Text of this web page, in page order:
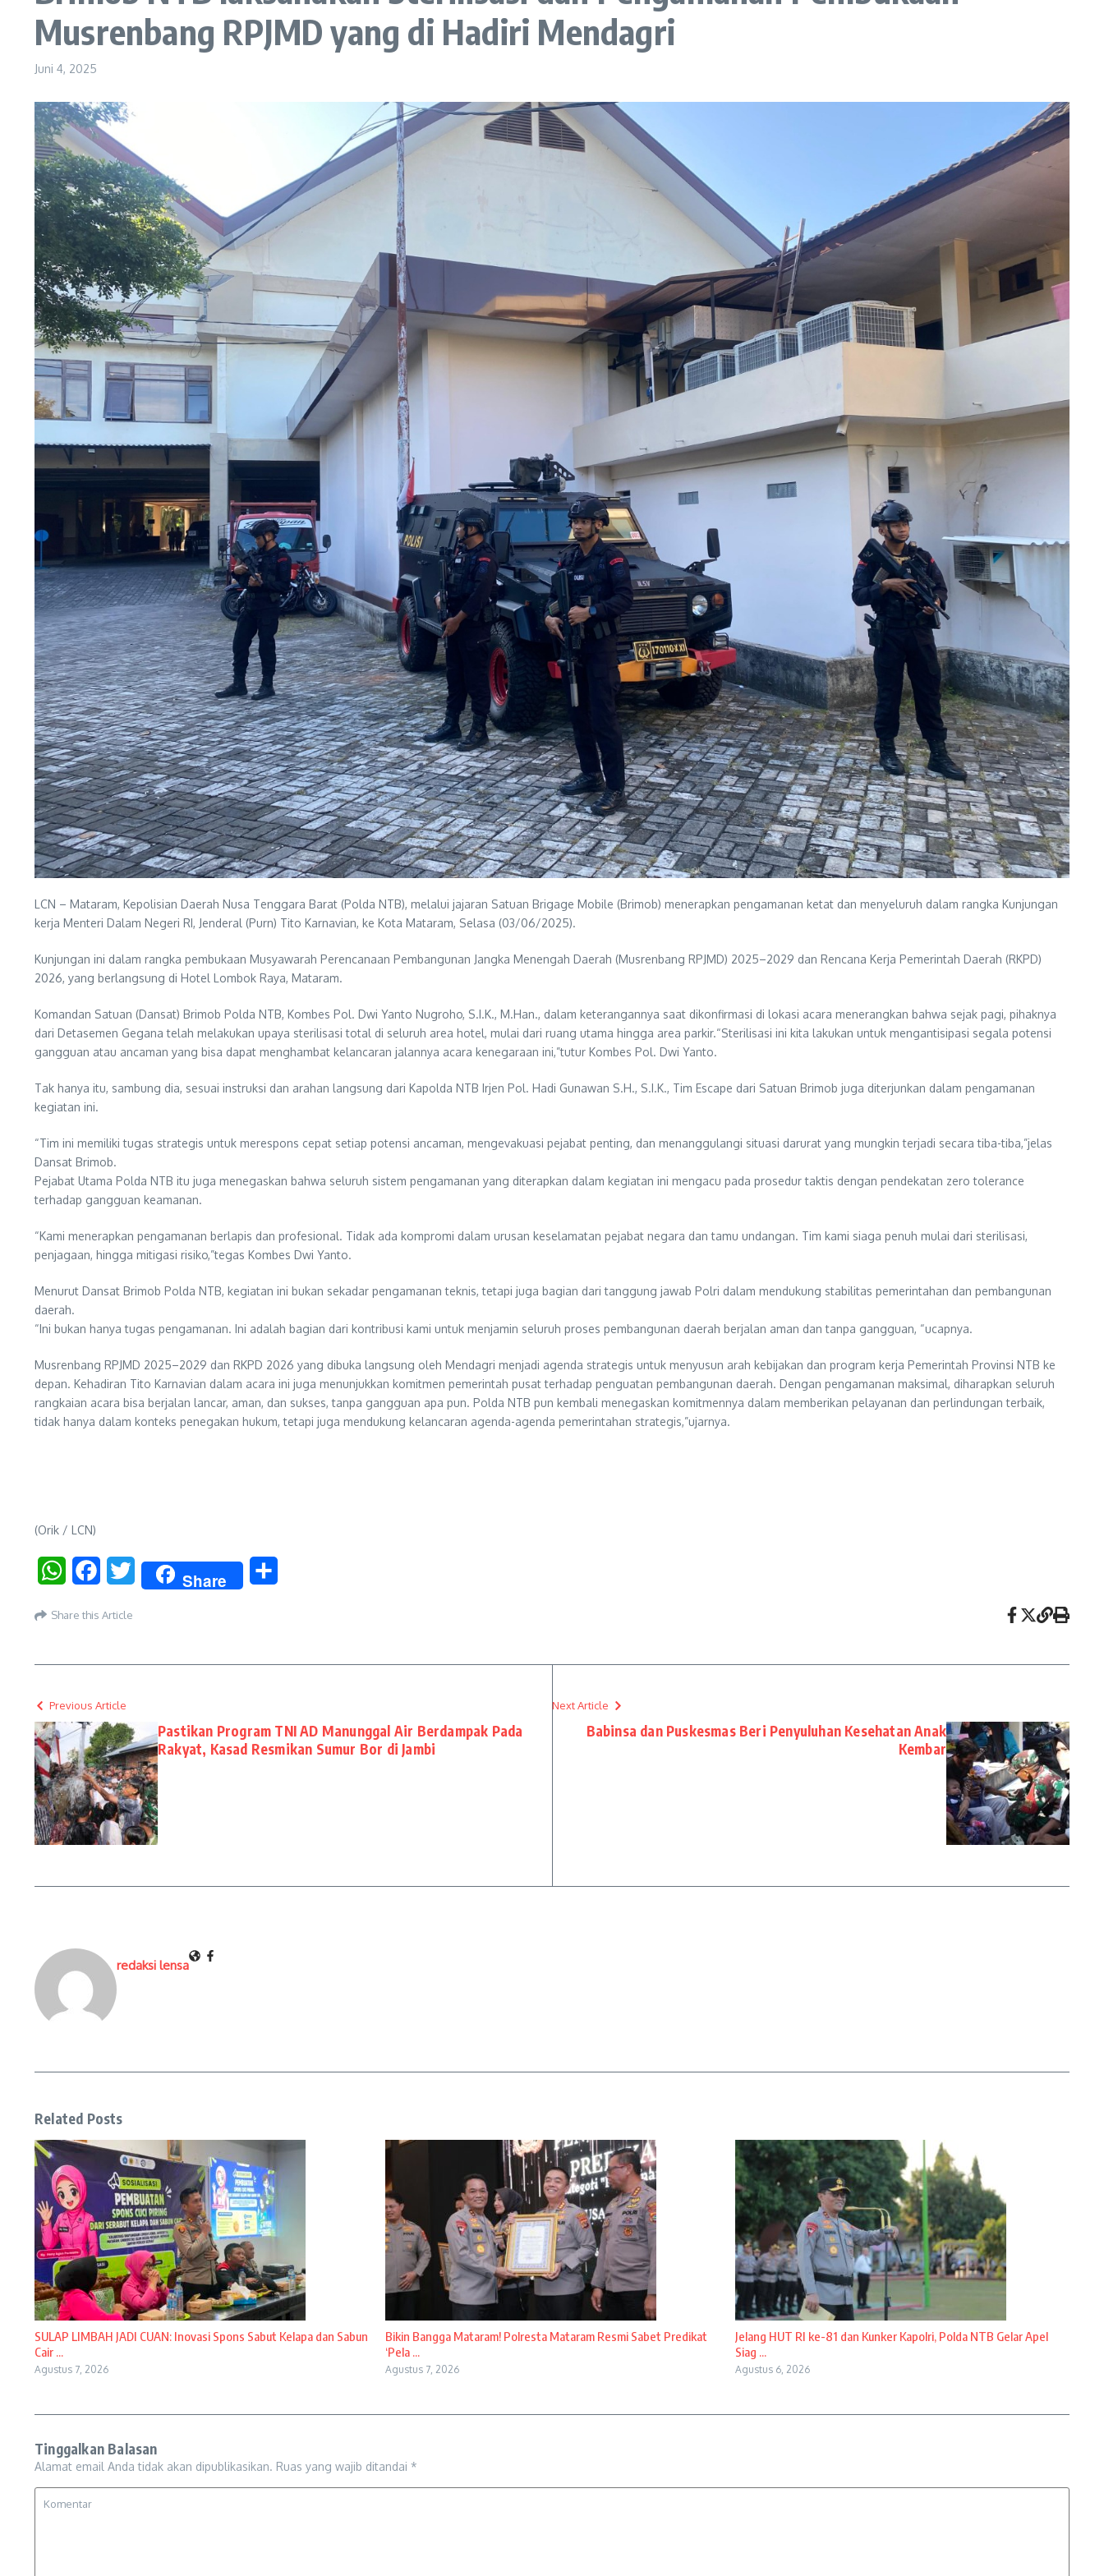
Musrenbang RPJMD yang di Hadiri Mendagri
Juni 4, 2025
LCN – Mataram, Kepolisian Daerah Nusa Tenggara Barat (Polda NTB), melalui jajaran Satuan Brigage Mobile (Brimob) menerapkan pengamanan ketat dan menyeluruh dalam rangka Kunjungan
kerja Menteri Dalam Negeri RI, Jenderal (Purn) Tito Karnavian, ke Kota Mataram, Selasa (03/06/2025).
Kunjungan ini dalam rangka pembukaan Musyawarah Perencanaan Pembangunan Jangka Menengah Daerah (Musrenbang RPJMD) 2025–2029 dan Rencana Kerja Pemerintah Daerah (RKPD)
2026, yang berlangsung di Hotel Lombok Raya, Mataram.
Komandan Satuan (Dansat) Brimob Polda NTB, Kombes Pol. Dwi Yanto Nugroho, S.I.K., M.Han., dalam keterangannya saat dikonfirmasi di lokasi acara menerangkan bahwa sejak pagi, pihaknya
dari Detasemen Gegana telah melakukan upaya sterilisasi total di seluruh area hotel, mulai dari ruang utama hingga area parkir.“Sterilisasi ini kita lakukan untuk mengantisipasi segala potensi
gangguan atau ancaman yang bisa dapat menghambat kelancaran jalannya acara kenegaraan ini,”tutur Kombes Pol. Dwi Yanto.
Tak hanya itu, sambung dia, sesuai instruksi dan arahan langsung dari Kapolda NTB Irjen Pol. Hadi Gunawan S.H., S.I.K., Tim Escape dari Satuan Brimob juga diterjunkan dalam pengamanan
kegiatan ini.
“Tim ini memiliki tugas strategis untuk merespons cepat setiap potensi ancaman, mengevakuasi pejabat penting, dan menanggulangi situasi darurat yang mungkin terjadi secara tiba-tiba,”jelas
Dansat Brimob.
Pejabat Utama Polda NTB itu juga menegaskan bahwa seluruh sistem pengamanan yang diterapkan dalam kegiatan ini mengacu pada prosedur taktis dengan pendekatan zero tolerance
terhadap gangguan keamanan.
“Kami menerapkan pengamanan berlapis dan profesional. Tidak ada kompromi dalam urusan keselamatan pejabat negara dan tamu undangan. Tim kami siaga penuh mulai dari sterilisasi,
penjagaan, hingga mitigasi risiko,”tegas Kombes Dwi Yanto.
Menurut Dansat Brimob Polda NTB, kegiatan ini bukan sekadar pengamanan teknis, tetapi juga bagian dari tanggung jawab Polri dalam mendukung stabilitas pemerintahan dan pembangunan
daerah.
“Ini bukan hanya tugas pengamanan. Ini adalah bagian dari kontribusi kami untuk menjamin seluruh proses pembangunan daerah berjalan aman dan tanpa gangguan, “ucapnya.
Musrenbang RPJMD 2025–2029 dan RKPD 2026 yang dibuka langsung oleh Mendagri menjadi agenda strategis untuk menyusun arah kebijakan dan program kerja Pemerintah Provinsi NTB ke
depan. Kehadiran Tito Karnavian dalam acara ini juga menunjukkan komitmen pemerintah pusat terhadap penguatan pembangunan daerah. Dengan pengamanan maksimal, diharapkan seluruh
rangkaian acara bisa berjalan lancar, aman, dan sukses, tanpa gangguan apa pun. Polda NTB pun kembali menegaskan komitmennya dalam memberikan pelayanan dan perlindungan terbaik,
tidak hanya dalam konteks penegakan hukum, tetapi juga mendukung kelancaran agenda-agenda pemerintahan strategis,”ujarnya.
(Orik / LCN)
WhatsAppFacebookTwitter Share
Share this Article
Previous Article
Pastikan Program TNI AD Manunggal Air Berdampak Pada
Rakyat, Kasad Resmikan Sumur Bor di Jambi
Next Article
Babinsa dan Puskesmas Beri Penyuluhan Kesehatan Anak
Kembar
redaksi lensa
Related Posts
SULAP LIMBAH JADI CUAN: Inovasi Spons Sabut Kelapa dan Sabun
Cair ...
Agustus 7, 2026
Bikin Bangga Mataram! Polresta Mataram Resmi Sabet Predikat
‘Pela ...
Agustus 7, 2026
Jelang HUT RI ke-81 dan Kunker Kapolri, Polda NTB Gelar Apel
Siag ...
Agustus 6, 2026
Tinggalkan Balasan
Alamat email Anda tidak akan dipublikasikan. Ruas yang wajib ditandai *